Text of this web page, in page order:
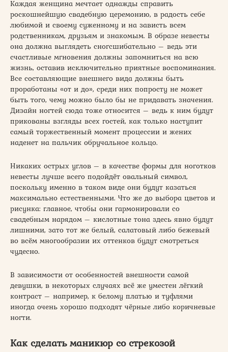
Каждая женщина мечтает однажды справить
роскошнейшую свадебную церемонию, в радость себе
любимой и своему суженному и на зависть всем
родственникам, друзьям и знакомым. В образе невесты
она должна выглядеть сногсшибательно – ведь эти
счастливые мгновения должны запомниться на всю
жизнь, оставив исключительно приятные воспоминания.
Все составляющие внешнего вида должны быть
проработаны «от и до», среди них попросту не может
быть того, чему можно было бы не придавать значения.
Дизайн ногтей сюда тоже относится – ведь к ним будут
прикованы взгляды всех гостей, как только наступит
самый торжественный момент процессии и жених
наденет на пальчик обручальное кольцо.
Никаких острых углов – в качестве формы для ноготков
невесты лучше всего подойдёт овальный символ,
поскольку именно в таком виде они будут казаться
максимально естественными. Что же до выбора цветов и
рисунка: главное, чтобы они гармонировали со
свадебным нарядом – кислотные тона здесь явно будут
лишними, зато тот же белый, салатовый либо бежевый
во всём многообразии их оттенков будут смотреться
чудесно.
В зависимости от особенностей внешности самой
девушки, в некоторых случаях всё же уместен лёгкий
контраст – например, к белому платью и туфлями
иногда очень хорошо подходят чёрные либо коричневые
ногти.
Как сделать маникюр со стрекозой